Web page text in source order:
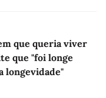
que queria viver
que "foi longe
longevidade"